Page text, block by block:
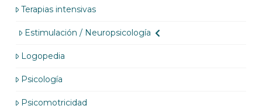
Terapias intensivas
Estimulación / Neuropsicología
Logopedia
Psicología
Psicomotricidad